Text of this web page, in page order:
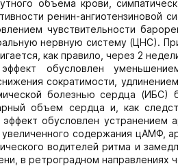
объема крови,
ренин-ангиотензиновой
чувствительности
нервную систему (ЦНС).
как правило, через 2
эффект обусловлен
сократимости,
болезнью сердца (ИБС)
объем сердца и, как
эффект обусловлен устранением
содержания цАМФ,
водителей ритма и
в ретроградном направлениях